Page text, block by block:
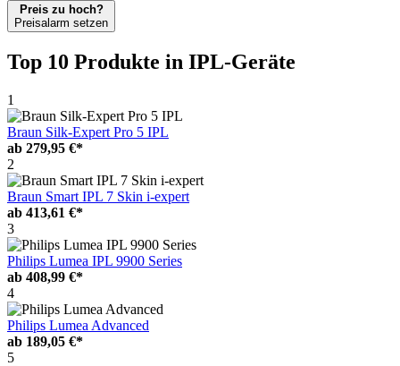
Preis zu hoch?
Preisalarm setzen
Top 10 Produkte in IPL-Geräte
1
Braun Silk-Expert Pro 5 IPL
ab 279,95 €*
2
Braun Smart IPL 7 Skin i-expert
ab 413,61 €*
3
Philips Lumea IPL 9900 Series
ab 408,99 €*
4
Philips Lumea Advanced
ab 189,05 €*
5